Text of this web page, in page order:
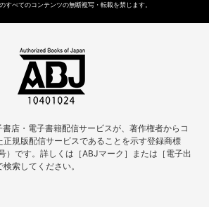
すべてのコンテンツの無断複写・転載を禁じます。
店・電子書籍配信サービスが、著作権者からコ
正規版配信サービスであることを示す登録商標
）です。詳しくは［ABJマーク］または［電子出
索してください。